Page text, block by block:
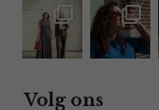
Volg ons